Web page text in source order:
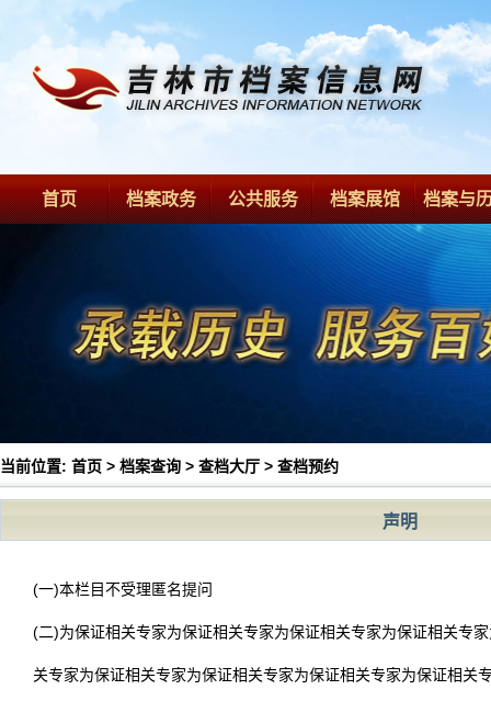
首页 档案政务 公共服务 档案展馆 档案与
当前位置: 首页 > 档案查询 > 查档大厅 > 查档预约
声明
(一)本栏目不受理匿名提问
(二)为保证相关专家为保证相关专家为保证相关专家为保证相关专
关专家为保证相关专家为保证相关专家为保证相关专家为保证相关